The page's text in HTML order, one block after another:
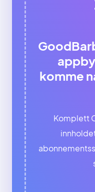
komme
Komplett